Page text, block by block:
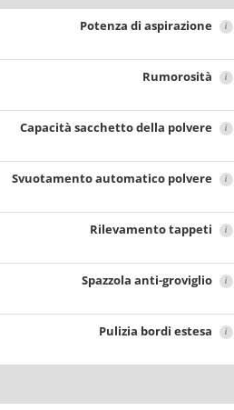
Potenza di aspirazione i
Rumorosità i
Capacità sacchetto della polvere i
Svuotamento automatico polvere i
Rilevamento tappeti i
Spazzola anti-groviglio i
Pulizia bordi estesa i